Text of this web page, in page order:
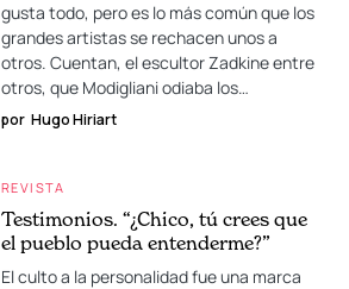
gusta todo, pero es lo más común que los
grandes artistas se rechacen unos a
otros. Cuentan, el escultor Zadkine entre
otros, que Modigliani odiaba los…
por Hugo Hiriart
REVISTA
Testimonios. “¿Chico, tú crees que
el pueblo pueda entenderme?”
El culto a la personalidad fue una marca